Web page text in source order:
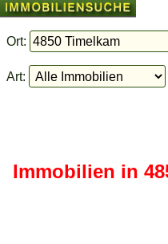
Ort:
Art:
Immobilien in